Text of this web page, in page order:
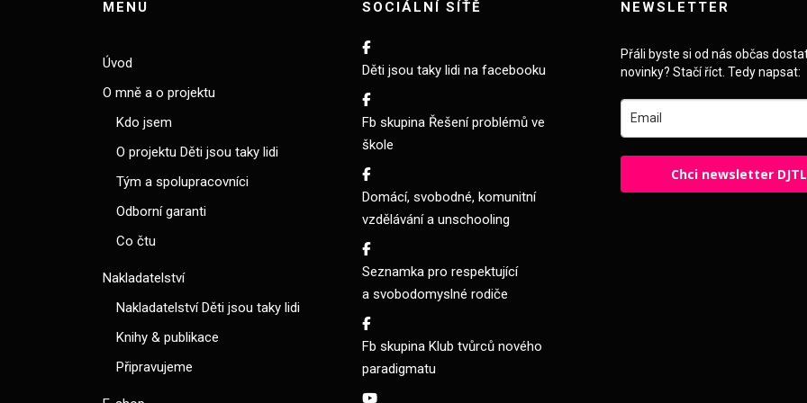
MENU
Úvod
O mně a o projektu
Kdo jsem
O projektu Děti jsou taky lidi
Tým a spolupracovníci
Odborní garanti
Co čtu
Nakladatelství
Nakladatelství Děti jsou taky lidi
Knihy & publikace
Připravujeme
SOCIÁLNÍ SÍŤĚ
Děti jsou taky lidi na facebooku
Fb skupina Řešení problémů ve
škole
Domácí, svobodné, komunitní
vzdělávání a unschooling
Seznamka pro respektující
a svobodomyslné rodiče
Fb skupina Klub tvůrců nového
paradigmatu
NEWSLETTER
Přáli byste si od nás občas
novinky? Stačí říct. Tedy napsat:
Chci newsletter DJTL